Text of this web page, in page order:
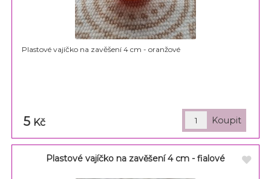
Plastové vajíčko na zavěšení 4 cm - oranžové
5 Kč
Plastové vajíčko na zavěšení 4 cm - fialové